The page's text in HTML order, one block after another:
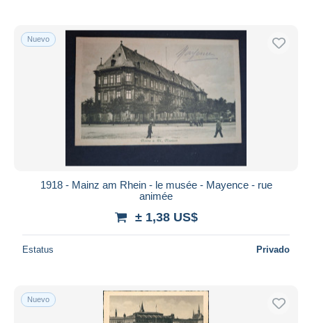
Nuevo
1918 - Mainz am Rhein - le musée - Mayence - rue
animée
± 1,38 US$
Estatus Privado
Nuevo